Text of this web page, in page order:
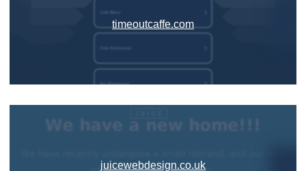
timeoutcaffe.com
juicewebdesign.co.uk